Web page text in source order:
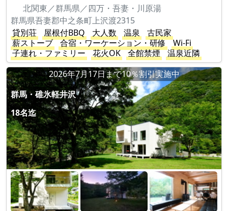
北関東／群馬県／四万・吾妻・川原湯
群馬県吾妻郡中之条町上沢渡2315
貸別荘
屋根付BBQ 大人数 温泉
古民家
薪ストーブ
合宿・ワーケーション・研修
Wi-Fi
子連れ・ファミリー
花火OK 全館禁煙
温泉近隣
2026年7月17日まで10％割引実施中
群馬・碓氷軽井沢
18名迄